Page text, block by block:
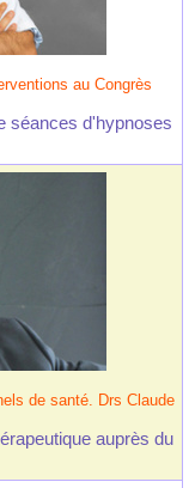
au Congrès
séances d'hypnoses
de santé. Drs Claude
auprès du